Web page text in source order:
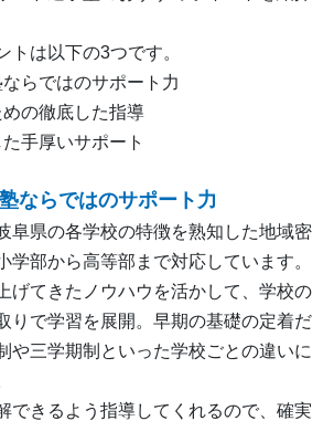
トは以下の3つです。
らではのサポート力
の徹底した指導
た手厚いサポート
ならではのサポート力
阜県の各学校の特徴を熟知した地域密
学部から高等部まで対応しています。
げてきたノウハウを活かして、学校の
りで学習を展開。早期の基礎の定着だ
や三学期制といった学校ごとの違いに
できるよう指導してくれるので、確実